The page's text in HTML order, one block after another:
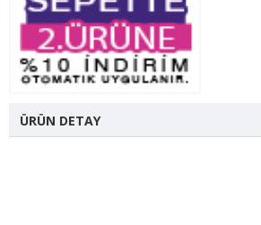
ÜRÜN DETAY